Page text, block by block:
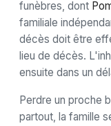
funèbres, dont
familiale
décès doit être
lieu de décès.
ensuite dans un
Perdre un proche
partout, la famille